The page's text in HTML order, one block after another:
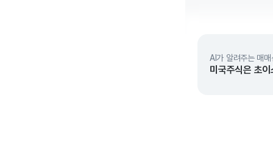
AI가 알려주는 매매
미국주식은 초